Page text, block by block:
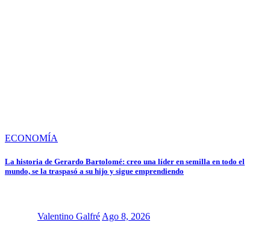
ECONOMÍA
La historia de Gerardo Bartolomé: creo una líder en semilla en todo el
mundo, se la traspasó a su hijo y sigue emprendiendo
Valentino Galfré Ago 8, 2026